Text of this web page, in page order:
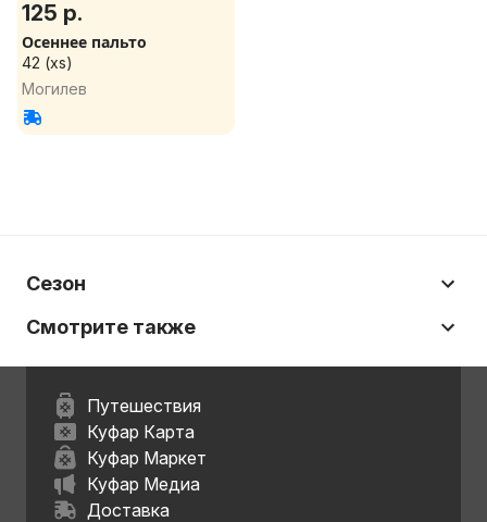
125 р.
Осеннее пальто
42 (xs)
Могилев
Сезон
Смотрите также
Путешествия
Куфар Карта
Куфар Маркет
Куфар Медиа
Доставка